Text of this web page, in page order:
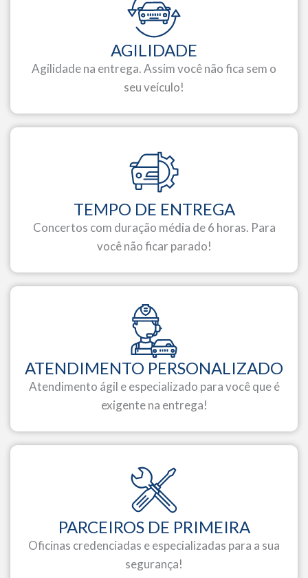
AGILIDADE
Agilidade na entrega. Assim você não fica sem o
seu veículo!
TEMPO DE ENTREGA
Concertos com duração média de 6 horas. Para
você não ficar parado!
ATENDIMENTO PERSONALIZADO
Atendimento ágil e especializado para você que é
exigente na entrega!
PARCEIROS DE PRIMEIRA
Oficinas credenciadas e especializadas para a sua
segurança!